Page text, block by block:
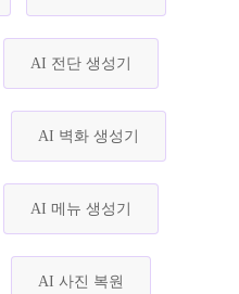
AI 전단 생성기
AI 벽화 생성기
AI 메뉴 생성기
AI 사진 복원